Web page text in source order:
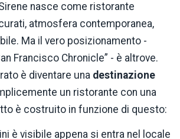
nasce come ristorante
atmosfera contemporanea,
Ma il vero posizionamento -
Francisco Chronicle” - è altrove.
è diventare una destinazione
un ristorante con una
è costruito in funzione di questo:
è visibile appena si entra nel locale